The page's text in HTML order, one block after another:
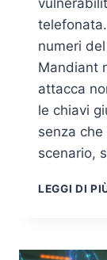
numeri
Mandiant
attacca
le chiavi
senza
scenario,
LEGGI DI